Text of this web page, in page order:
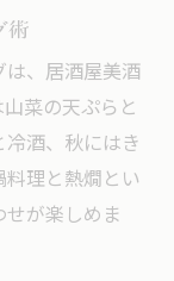
術
、居酒屋美酒
菜の天ぷらと
酒、秋にはき
理と熱燗とい
が楽しめま